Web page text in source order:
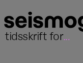
tidsskrift for...